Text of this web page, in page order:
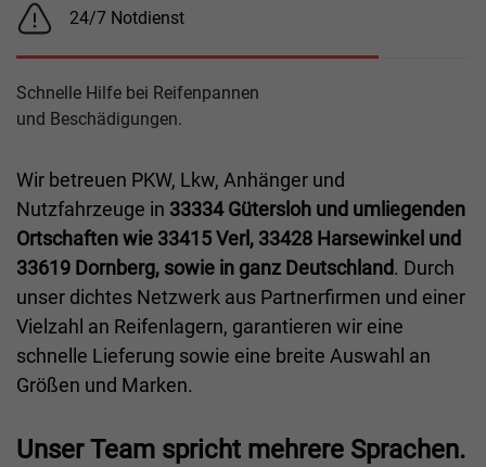
24/7 Notdienst
Schnelle Hilfe bei Reifenpannen
und Beschädigungen.
Wir betreuen PKW, Lkw, Anhänger und
Nutzfahrzeuge in 33334 Gütersloh und umliegenden
Ortschaften wie 33415 Verl, 33428 Harsewinkel und
33619 Dornberg, sowie in ganz Deutschland. Durch
unser dichtes Netzwerk aus Partnerfirmen und einer
Vielzahl an Reifenlagern, garantieren wir eine
schnelle Lieferung sowie eine breite Auswahl an
Größen und Marken.
Unser Team spricht mehrere Sprachen.